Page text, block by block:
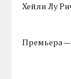
Хейли Лу
Премьера —